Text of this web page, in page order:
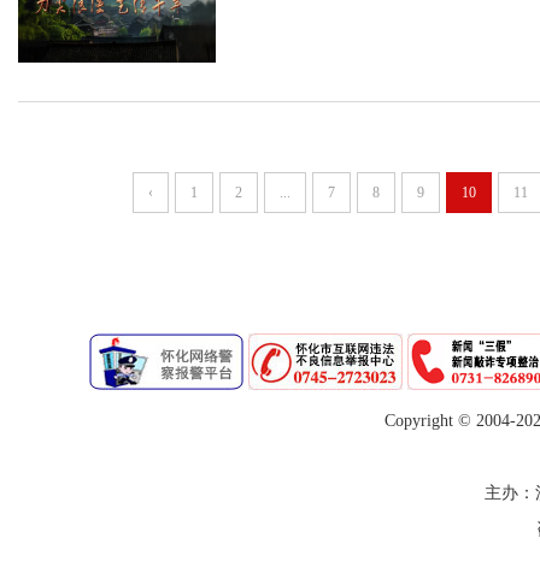
‹ 1 2 ... 7 8 9 10 11
Copyright © 2004-
主办：